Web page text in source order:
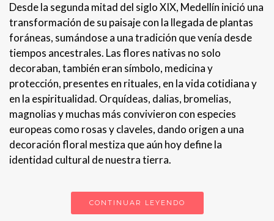
Desde la segunda mitad del siglo XIX, Medellín inició una
transformación de su paisaje con la llegada de plantas
foráneas, sumándose a una tradición que venía desde
tiempos ancestrales. Las flores nativas no solo
decoraban, también eran símbolo, medicina y
protección, presentes en rituales, en la vida cotidiana y
en la espiritualidad. Orquídeas, dalias, bromelias,
magnolias y muchas más convivieron con especies
europeas como rosas y claveles, dando origen a una
decoración floral mestiza que aún hoy define la
identidad cultural de nuestra tierra.
CONTINUAR LEYENDO